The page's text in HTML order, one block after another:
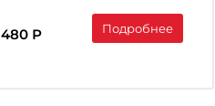
480 Р Подробнее